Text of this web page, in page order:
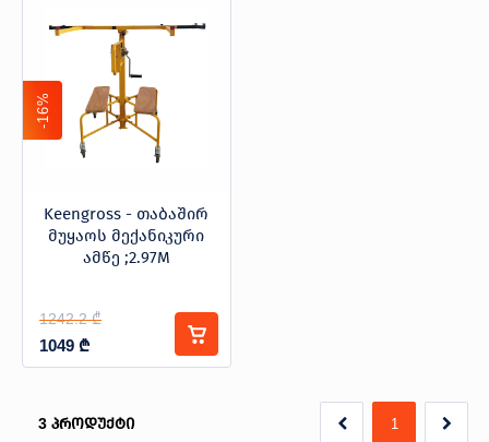
-16%
Keengross - თაბაშირ
მუყაოს მექანიკური
ამწე ;2.97M
1242.2 ₾
1049 ₾
3 პროდუქტი 1